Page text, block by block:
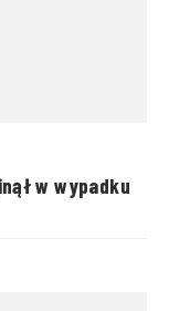
w wypadku